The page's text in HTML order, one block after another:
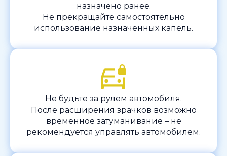
назначено ранее.
Не прекращайте самостоятельно
использование назначенных капель.
Не будьте за рулем автомобиля.
После расширения зрачков возможно
временное затуманивание – не
рекомендуется управлять автомобилем.